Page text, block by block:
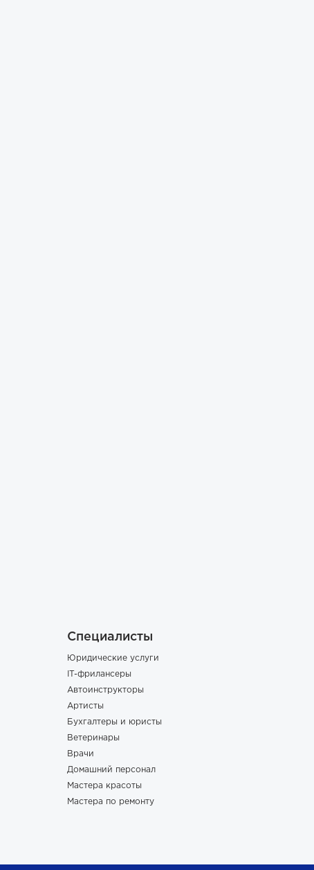
Специалисты
Юридические услуги
IT-фрилансеры
Автоинструкторы
Артисты
Бухгалтеры и юристы
Ветеринары
Врачи
Домашний персонал
Мастера красоты
Мастера по ремонту